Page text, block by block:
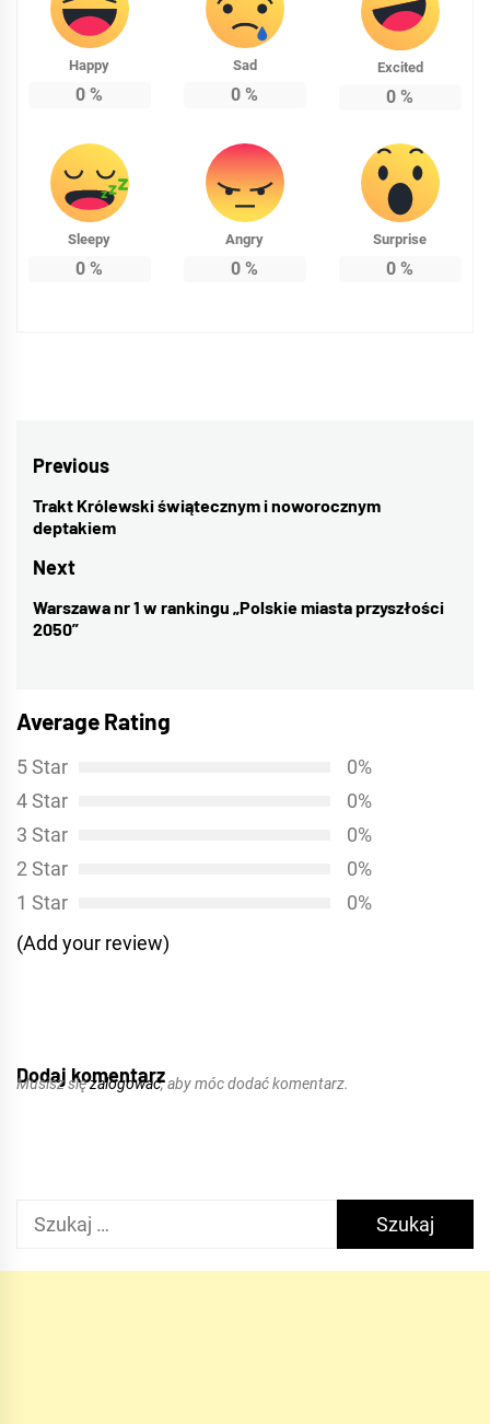
Happy
0 %
Sad
0 %
Excited
0 %
Sleepy
0 %
Angry
0 %
Surprise
0 %
Nawigacja
wpisu
Previous
Previous
post:
Trakt Królewski świątecznym i noworocznym
deptakiem
Next
Next
post:
Warszawa nr 1 w rankingu „Polskie miasta przyszłości
2050”
Average Rating
5 Star
0%
4 Star
0%
3 Star
0%
2 Star
0%
1 Star
0%
(Add your review)
Dodaj komentarz
Musisz sięzalogować, aby móc dodać komentarz.
Szukaj: